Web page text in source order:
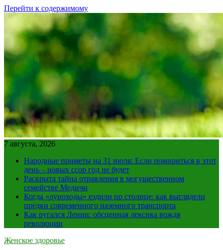
Перейти к содержимому
7 августа, 2026
Народные приметы на 31 июля: Если помириться в этот
день – новых ссор год не будет
Раскрыта тайна отравления в могущественном
семействе Медичи
Когда «луноходы» ездили по столице: как выглядели
предки современного наземного транспорта
Как ругался Ленин: обсценная лексика вождя
революции
Женское здоровье